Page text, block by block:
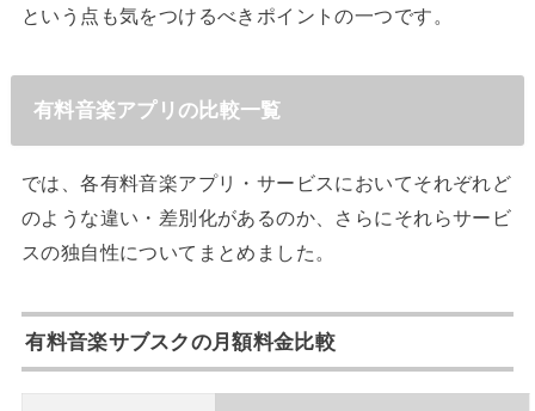
という点も気をつけるべきポイントの一つです。
有料音楽アプリの比較一覧
では、各有料音楽アプリ・サービスにおいてそれぞれど
のような違い・差別化があるのか、さらにそれらサービ
スの独自性についてまとめました。
有料音楽サブスクの月額料金比較